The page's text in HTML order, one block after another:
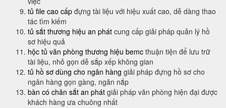
tủ file cao cấp đựng tài liệu với hiệu xuất cao, dễ dàng thao
tác tìm kiếm
tủ sắt thương hiệu an phát cung cấp giải pháp quản lý hồ
sơ hiệu quả
hộc tủ văn phòng thương hiệu bemc thuận tiện để lưu trữ
tài liệu, nhỏ gọn dễ sắp xếp không gian
tủ hồ sơ dùng cho ngân hàng giải pháp đựng hồ sơ cho
ngân hàng gọn gàng, ngăn nắp
bàn có chân sắt an phát giải pháp văn phòng hiện đại được
khách hàng ưa chuông nhất